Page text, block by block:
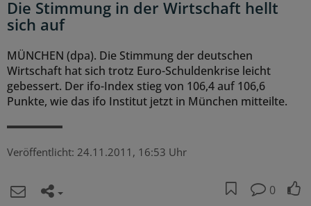
Die Stimmung in der Wirtschaft hellt
sich auf
MÜNCHEN (dpa). Die Stimmung der deutschen
Wirtschaft hat sich trotz Euro-Schuldenkrise leicht
gebessert. Der ifo-Index stieg von 106,4 auf 106,6
Punkte, wie das ifo Institut jetzt in München mitteilte.
Veröffentlicht: 24.11.2011, 16:53 Uhr
0